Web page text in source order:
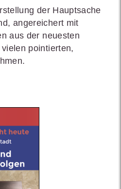
der Hauptsache
angereichert mit
aus der neuesten
pointierten,